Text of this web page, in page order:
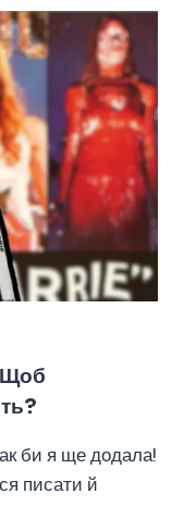
Щоб
би я ще додала!
писати й